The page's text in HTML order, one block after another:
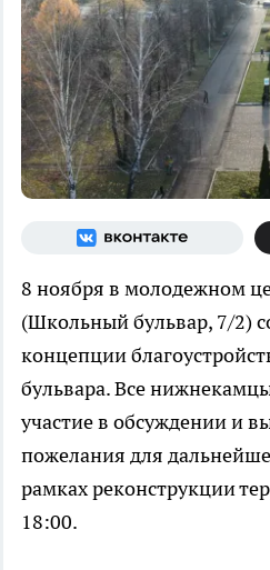
8 ноября в молодежном
(Школьный бульвар, 7/2)
концепции
бульвара. Все
участие в обсуждении и
пожелания для
рамках реконструкции
18:00.